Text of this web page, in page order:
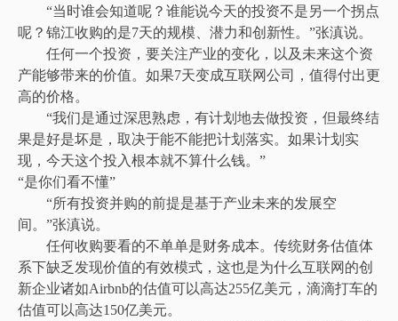
“当时谁会知道呢？谁能说今天的投资不是另一个拐点
呢？锦江收购的是7天的规模、潜力和创新性。”张滇说。
任何一个投资，要关注产业的变化，以及未来这个资
产能够带来的价值。如果7天变成互联网公司，值得付出更
高的价格。
“我们是通过深思熟虑，有计划地去做投资，但最终结
果是好是坏是，取决于能不能把计划落实。如果计划实
现，今天这个投入根本就不算什么钱。”
“是你们看不懂”
“所有投资并购的前提是基于产业未来的发展空
间。”张滇说。
任何收购要看的不单单是财务成本。传统财务估值体
系下缺乏发现价值的有效模式，这也是为什么互联网的创
新企业诸如Airbnb的估值可以高达255亿美元，滴滴打车的
估值可以高达150亿美元。